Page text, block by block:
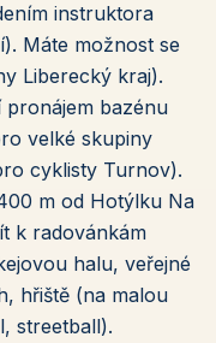
instruktora
Máte možnost se
Liberecký kraj).
pronájem bazénu
velké skupiny
cyklisty Turnov).
m od Hotýlku Na
k radovánkám
halu, veřejné
hřiště (na malou
streetball).